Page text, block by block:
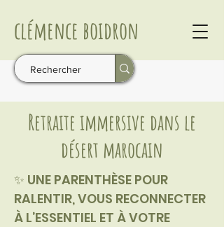
clémence boidron
Retraite immersive dans le
désert marocain
✨ UNE PARENTHÈSE POUR
RALENTIR, VOUS RECONNECTER
À L’ESSENTIEL ET À VOTRE